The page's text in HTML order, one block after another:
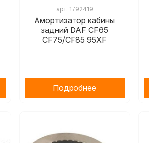
арт. 1792419
Амортизатор кабины
задний DAF CF65
CF75/CF85 95XF
Подробнее